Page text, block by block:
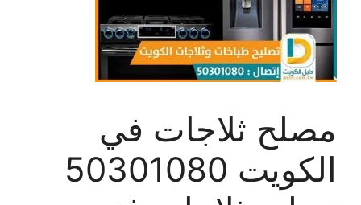
مصلح ثلاجات في
الكويت 50301080